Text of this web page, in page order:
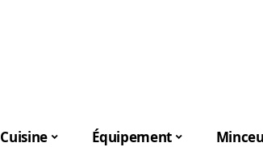
Cuisine Équipement